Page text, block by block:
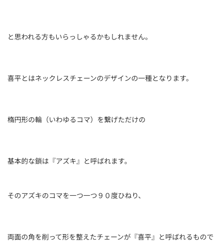
と思われる方もいらっしゃるかもしれません。
喜平とはネックレスチェーンのデザインの一種となります。
楕円形の輪（いわゆるコマ）を繋げただけの
基本的な鎖は『アズキ』と呼ばれます。
そのアズキのコマを一つ一つ９０度ひねり、
両面の角を削って形を整えたチェーンが『喜平』と呼ばれるもので